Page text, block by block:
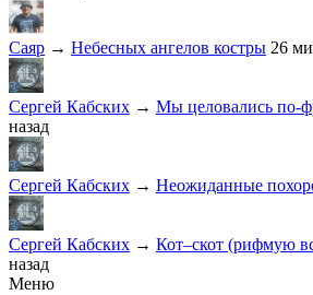
Саяр → Небесных ангелов костры 26
Сергей Кабских → Мы целовались по-
назад
Сергей Кабских → Неожиданные
Сергей Кабских → Кот–скот (рифмую
назад
Меню